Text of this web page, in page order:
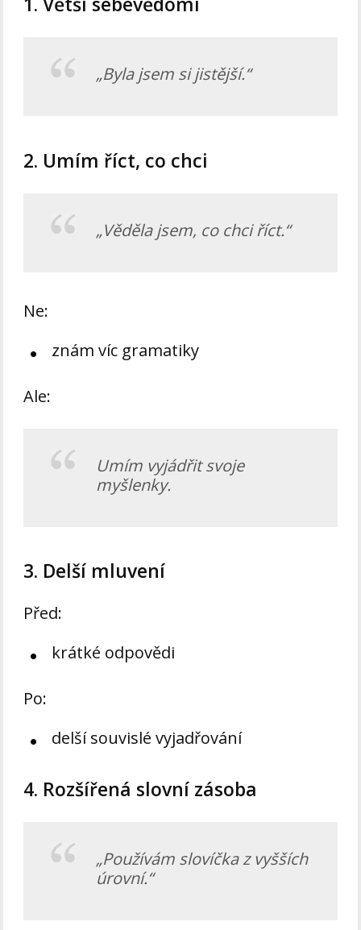
„Byla jsem si jistější.“
2. Umím říct, co chci
„Věděla jsem, co chci říct.“
Ne:
znám víc gramatiky
Ale:
Umím vyjádřit svoje
myšlenky.
3. Delší mluvení
Před:
krátké odpovědi
Po:
delší souvislé vyjadřování
4. Rozšířená slovní zásoba
„Používám slovíčka z vyšších
úrovní.“